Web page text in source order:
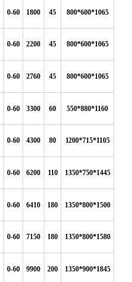
0-60 1800 45 800*600*1065
0-60 2200 45 800*600*1065
0-60 2760 45 800*600*1065
0-60 3300 60 550*880*1160
0-60 4300 80 1200*715*1105
0-60 6200 110 1350*750*1445
0-60 6410 180 1350*800*1500
0-60 7150 180 1350*800*1580
0-60 9900 200 1350*900*1845